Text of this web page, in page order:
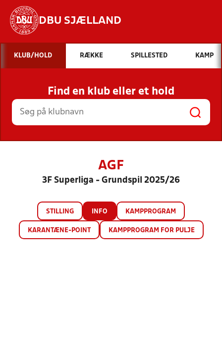
DBU SJÆLLAND
Hvad vil du søge efter?
INDHOLD OG NYHEDER
STILLINGER, RESULTATER, KLUBBER OG
HOLD
KLUB/HOLD RÆKKE SPILLESTED KAMP
Find en klub eller et hold
AGF
3F Superliga - Grundspil 2025/26
STILLING INFO KAMPPROGRAM
KARANTÆNE-POINT KAMPPROGRAM FOR PULJE